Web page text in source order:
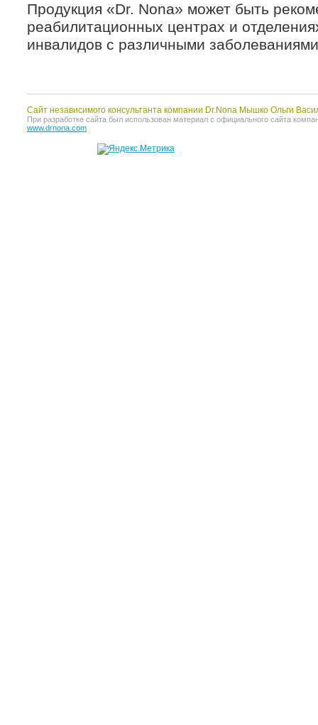
Продукция «Dr. Nona» может быть
реабилитационных центрах и
инвалидов с различными
Сайт независимого консультанта компании Dr.Nona Мышко Ольги
При разработке сайта был использован материал с официального сайта
www.drnona.com